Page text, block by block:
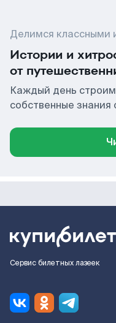
Делимся классными
Истории и
от
Каждый день
собственные знания
Сервис билетных лазеек